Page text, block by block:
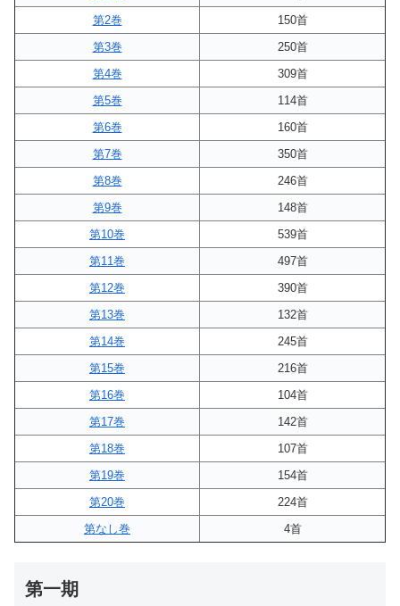
第2巻
150首
第3巻
250首
第4巻
309首
第5巻
114首
第6巻
160首
第7巻
350首
第8巻
246首
第9巻
148首
第10巻
539首
第11巻
497首
第12巻
390首
第13巻
132首
第14巻
245首
第15巻
216首
第16巻
104首
第17巻
142首
第18巻
107首
第19巻
154首
第20巻
224首
第なし巻
4首
第一期